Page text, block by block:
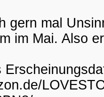
gern mal
im Mai. Also